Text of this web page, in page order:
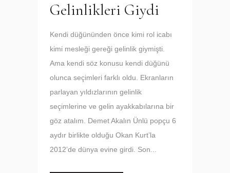
Gelinlikleri Giydi
Kendi düğününden önce kimi rol icabı
kimi mesleği gereği gelinlik giymişti.
Ama kendi söz konusu kendi düğünü
olunca seçimleri farklı oldu. Ekranların
parlayan yıldızlarının gelinlik
seçimlerine ve gelin ayakkabılarına bir
göz atalım. Demet Akalın Ünlü popçu 6
aydır birlikte olduğu Okan Kurt’la
2012’de dünya evine girdi. Son...